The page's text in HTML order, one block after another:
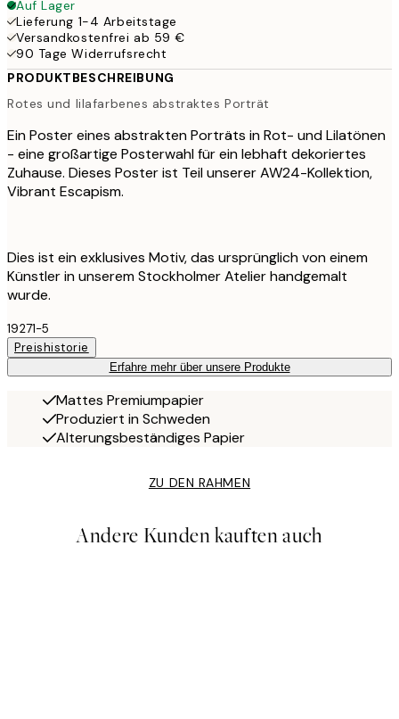
Auf Lager
Lieferung 1-4 Arbeitstage
Versandkostenfrei ab 59 €
90 Tage Widerrufsrecht
PRODUKTBESCHREIBUNG
Rotes und lilafarbenes abstraktes Porträt
Ein Poster eines abstrakten Porträts in Rot- und Lilatönen
- eine großartige Posterwahl für ein lebhaft dekoriertes
Zuhause. Dieses Poster ist Teil unserer AW24-Kollektion,
Vibrant Escapism.
Dies ist ein exklusives Motiv, das ursprünglich von einem
Künstler in unserem Stockholmer Atelier handgemalt
wurde.
19271-5
Preishistorie
Erfahre mehr über unsere Produkte
Mattes Premiumpapier
Produziert in Schweden
Alterungsbeständiges Papier
ZU DEN RAHMEN
Andere Kunden kauften auch